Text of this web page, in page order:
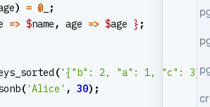
) = @_
;
=> $name, age => $age } ;
('{"b": 2, "a": 1, "c": 3}'
('Alice' , 30);